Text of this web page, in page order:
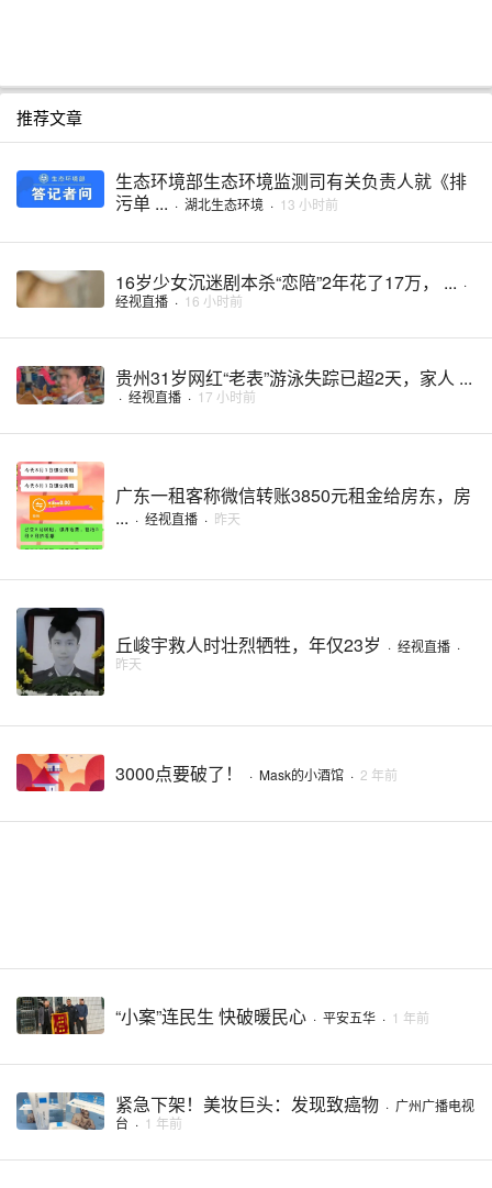
推荐文章
生态环境部生态环境监测司有关负责人就《排
污单 ... · 湖北生态环境 · 13 小时前
16岁少女沉迷剧本杀“恋陪”2年花了17万， ... ·
经视直播 · 16 小时前
贵州31岁网红“老表”游泳失踪已超2天，家人 ...
· 经视直播 · 17 小时前
广东一租客称微信转账3850元租金给房东，房
... · 经视直播 · 昨天
丘峻宇救人时壮烈牺牲，年仅23岁 · 经视直播 ·
昨天
3000点要破了！ · Mask的小酒馆 · 2 年前
“小案”连民生 快破暖民心 · 平安五华 · 1 年前
紧急下架！美妆巨头：发现致癌物 · 广州广播电视
台 · 1 年前